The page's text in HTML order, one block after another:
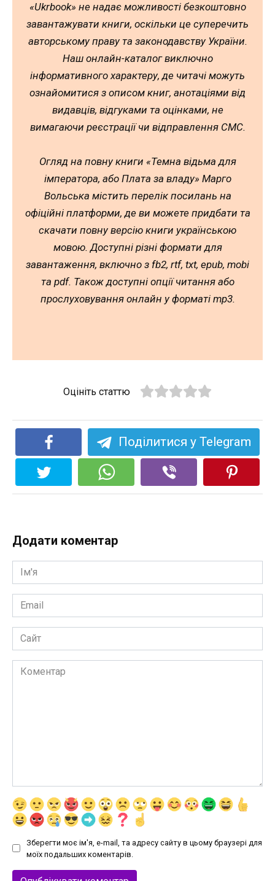
«Ukrbook» не надає можливості безкоштовно
завантажувати книги, оскільки це суперечить
авторському праву та законодавству України.
Наш онлайн-каталог виключно
інформативного характеру, де читачі можуть
ознайомитися з описом книг, анотаціями від
видавців, відгуками та оцінками, не
вимагаючи реєстрації чи відправлення СМС.
Огляд на повну книги «Темна відьма для
імператора, або Плата за владу» Марго
Вольська містить перелік посилань на
офіційні платформи, де ви можете придбати та
скачати повну версію книги українською
мовою. Доступні різні формати для
завантаження, включно з fb2, rtf, txt, epub, mobi
та pdf. Також доступні опції читання або
прослуховування онлайн у форматі mp3.
Оцініть статтю
Поділитися у Telegram
Додати коментар
Ім'я
*
Email
*
Сайт
Коментар
Зберегти моє ім'я, e-mail, та адресу сайту в цьому браузері для
моїх подальших коментарів.